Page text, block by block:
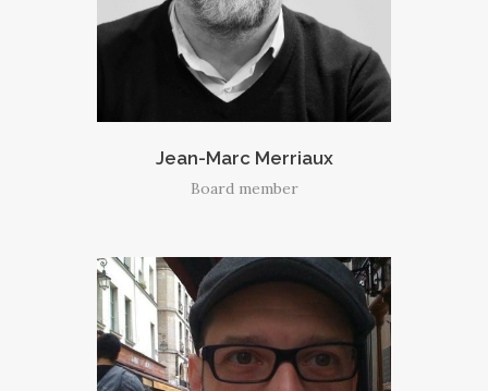
Jean-Marc Merriaux
Board member